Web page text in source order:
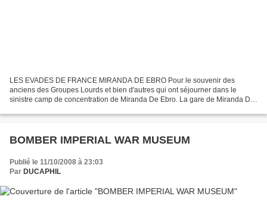
LES EVADES DE FRANCE MIRANDA DE EBRO Pour le souvenir des
anciens des Groupes Lourds et bien d'autres qui ont séjourner dans le
sinistre camp de concentration de Miranda De Ebro. La gare de Miranda De
BOMBER IMPERIAL WAR MUSEUM
Publié le 11/10/2008 à 23:03
Par DUCAPHIL